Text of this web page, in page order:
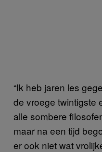
“Ik heb jaren les
de vroege twintigste
alle sombere
maar na een tijd
er ook niet wat